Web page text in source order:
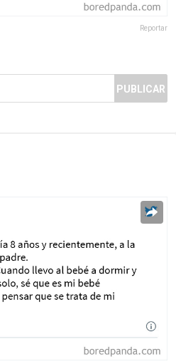
Reportar
PUBLICAR